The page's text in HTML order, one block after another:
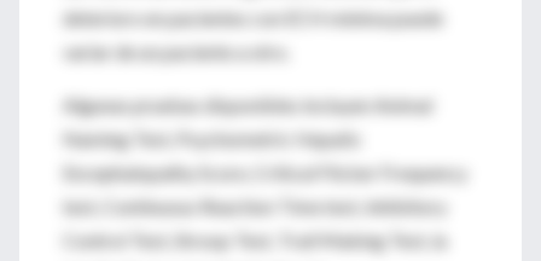
deterioro en pacientes con ECH mínima puede
variar de un paciente a otro.
Algunas pruebas disponibles incluyen Animal
Naming Test, Psychometric Hepatic
Encephalopathy Score, Critical Flicker Frequency
test, Continuous Reaction Time test, Inhibitory
Control Test, Stroop Test, Trail Making Test, la